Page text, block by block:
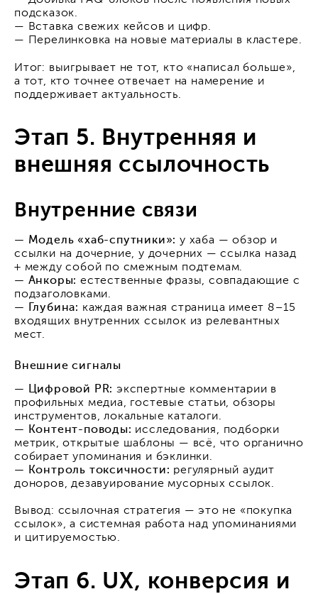
подсказок.
— Вставка свежих кейсов и цифр.
— Перелинковка на новые материалы в кластере.
Итог: выигрывает не тот, кто «написал больше»,
а тот, кто точнее отвечает на намерение и
поддерживает актуальность.
Этап 5. Внутренняя и
внешняя ссылочность
Внутренние связи
— Модель «хаб-спутники»: у хаба — обзор и
ссылки на дочерние, у дочерних — ссылка назад
+ между собой по смежным подтемам.
— Анкоры: естественные фразы, совпадающие с
подзаголовками.
— Глубина: каждая важная страница имеет 8–15
входящих внутренних ссылок из релевантных
мест.
Внешние сигналы
— Цифровой PR: экспертные комментарии в
профильных медиа, гостевые статьи, обзоры
инструментов, локальные каталоги.
— Контент-поводы: исследования, подборки
метрик, открытые шаблоны — всё, что органично
собирает упоминания и бэклинки.
— Контроль токсичности: регулярный аудит
доноров, дезавуирование мусорных ссылок.
Вывод: ссылочная стратегия — это не «покупка
ссылок», а системная работа над упоминаниями
и цитируемостью.
Этап 6. UX, конверсия и